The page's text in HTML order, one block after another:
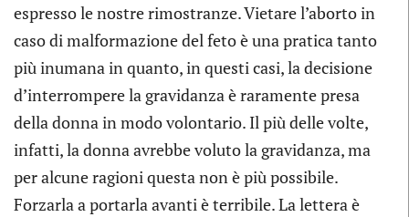
espresso le nostre rimostranze. Vietare l’aborto in
caso di malformazione del feto è una pratica tanto
più inumana in quanto, in questi casi, la decisione
d’interrompere la gravidanza è raramente presa
della donna in modo volontario. Il più delle volte,
infatti, la donna avrebbe voluto la gravidanza, ma
per alcune ragioni questa non è più possibile.
Forzarla a portarla avanti è terribile. La lettera è